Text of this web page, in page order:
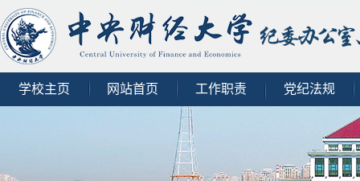
学校主页 网站首页 工作职责 党纪法规